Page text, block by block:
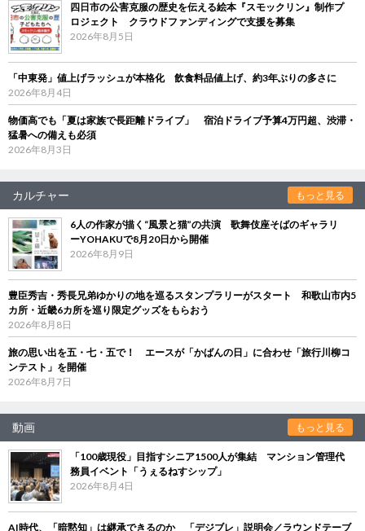
四日市の公害克服の歴史を伝える絵本『スモックリン』制作プ
ロジェクト クラウドファンディングで支援を募集
2026年8月5日
「中東発」値上げラッシュが本格化 飲食料品値上げ、約3年ぶりの多さに
2026年8月4日
物価高でも「夏は家族で長距離ドライブ」 宿泊ドライブ予算4万円超、渋滞・
猛暑への備えも必須
2026年8月3日
カルチャー もっと見る
6人の作家が描く“風景と猫”の共演 歌舞伎座そばのギャラリ
ーYOHAKUで8月20日から開催
2026年8月9日
豊臣秀吉・秀長兄弟ゆかりの地を巡るスタンプラリーがスタート 和歌山市内5
カ所・近畿6カ所を巡り限定グッズをもらおう
2026年8月8日
旅の思い出を五・七・五で！ エースが「かばんの日」に合わせ「旅行川柳コ
ンテスト」を開催
2026年8月7日
動画 もっと見る
「100歳現役」目指すシニア1500人が集結 マンション管理代
務員イベント「うぇるねすシップ」
2026年8月4日
AI時代、「暗黙知」は継承できるのか 「デジブレ」説明会／ラウンドテーブ